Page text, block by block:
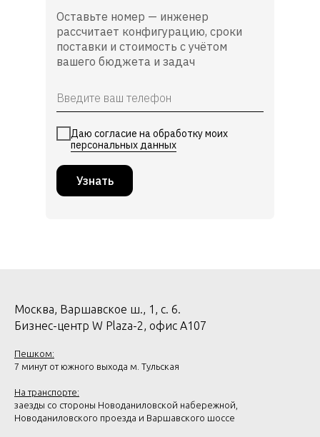
Оставьте номер — инженер
рассчитает конфигурацию, сроки
поставки и стоимость с учётом
вашего бюджета и задач
Даю согласие на обработку моих
персональных данных
Узнать
Москва, Варшавское ш., 1, с. 6.
Бизнес-центр W Plaza-2, офис А107
Пешком:
7 минут от южного выхода м. Тульская
На транспорте:
заезды со стороны Новоданиловской набережной,
Новоданиловского проезда и Варшавского шоссе